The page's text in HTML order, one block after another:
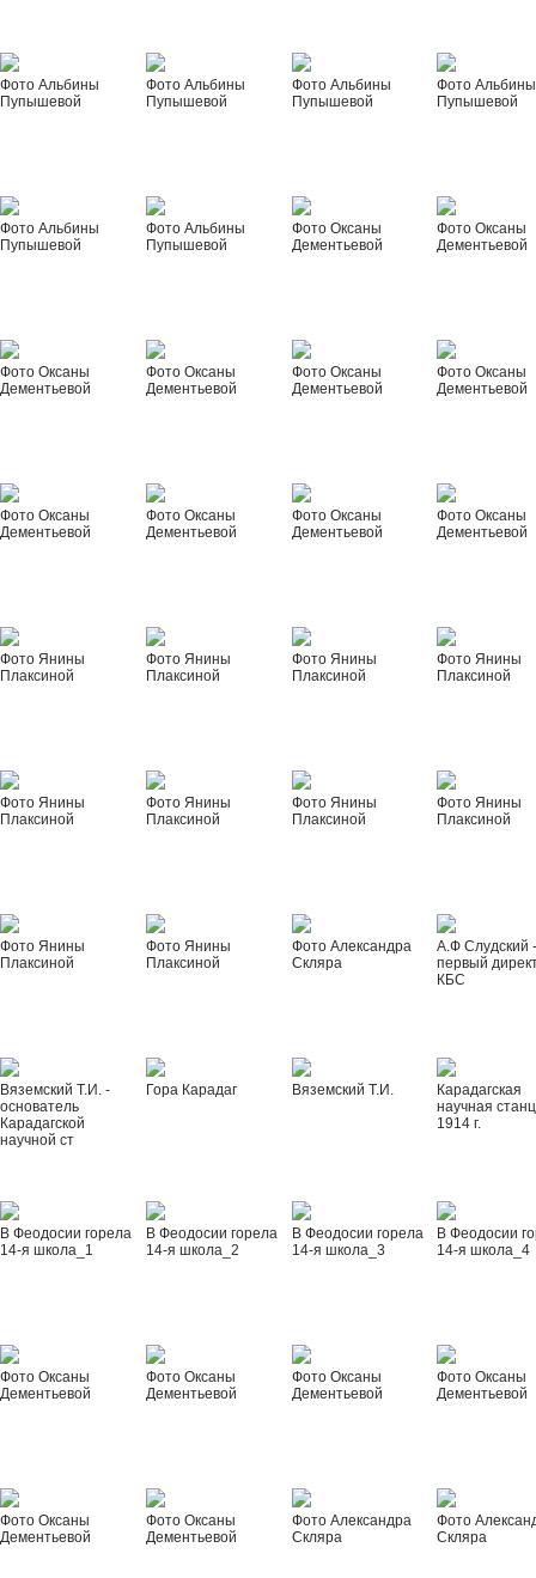
Фото Альбины
Пупышевой
Фото Альбины
Пупышевой
Фото Альбины
Пупышевой
Фото Альбины
Пупышевой
Фото Альбины
Пупышевой
Фото Альбины
Пупышевой
Фото Оксаны
Дементьевой
Фото Оксаны
Дементьевой
Фото Оксаны
Дементьевой
Фото Оксаны
Дементьевой
Фото Оксаны
Дементьевой
Фото Оксаны
Дементьевой
Фото Оксаны
Дементьевой
Фото Оксаны
Дементьевой
Фото Оксаны
Дементьевой
Фото Оксаны
Дементьевой
Фото Янины
Плаксиной
Фото Янины
Плаксиной
Фото Янины
Плаксиной
Фото Янины
Плаксиной
Фото Янины
Плаксиной
Фото Янины
Плаксиной
Фото Янины
Плаксиной
Фото Янины
Плаксиной
Фото Янины
Плаксиной
Фото Янины
Плаксиной
Фото Александра
Скляра
А.Ф Слудский
первый
КБС
Вяземский Т.И. -
основатель
Карадагской
научной ст
Гора Карадаг Вяземский Т.И.
Карадагская
научная
1914 г.
В Феодосии горела
14-я школа_1
В Феодосии горела
14-я школа_2
В Феодосии горела
14-я школа_3
В Феодосии
14-я школа_4
Фото Оксаны
Дементьевой
Фото Оксаны
Дементьевой
Фото Оксаны
Дементьевой
Фото Оксаны
Дементьевой
Фото Оксаны
Дементьевой
Фото Оксаны
Дементьевой
Фото Александра
Скляра
Фото
Скляра